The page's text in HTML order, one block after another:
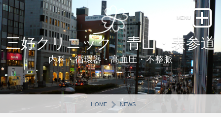
三好クリニック 青山・表参道
内科・循環器・高血圧・不整脈
HOME NEWS